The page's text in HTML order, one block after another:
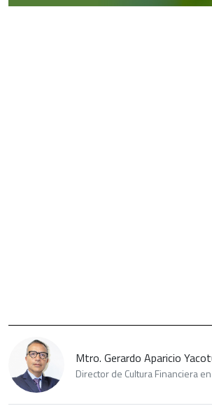
Mtro. Gerardo Aparicio
Director de Cultura Financiera